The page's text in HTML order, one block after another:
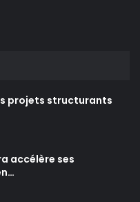
projets structurants
accélère ses